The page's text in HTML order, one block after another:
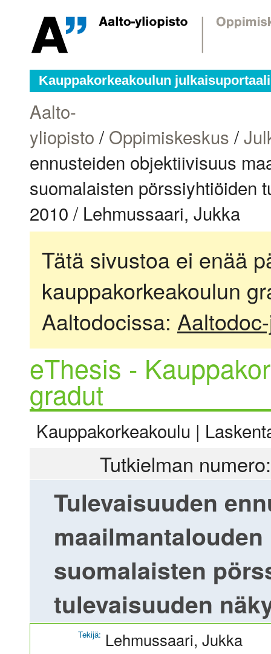
Kauppakorkeakoulun julkaisuportaali
Aalto-
yliopisto /Oppimiskeskus /
ennusteiden objektiivisuus
suomalaisten pörssiyhtiöiden
2010 / Lehmussaari, Jukka
Tätä sivustoa ei enää
kauppakorkeakoulun
Aaltodocissa:
eThesis -
gradut
Kauppakorkeakoulu |
Tutkielman
Tulevaisuuden
suomalaisten
tulevaisuuden
Tekijä: Lehmussaari, Jukka